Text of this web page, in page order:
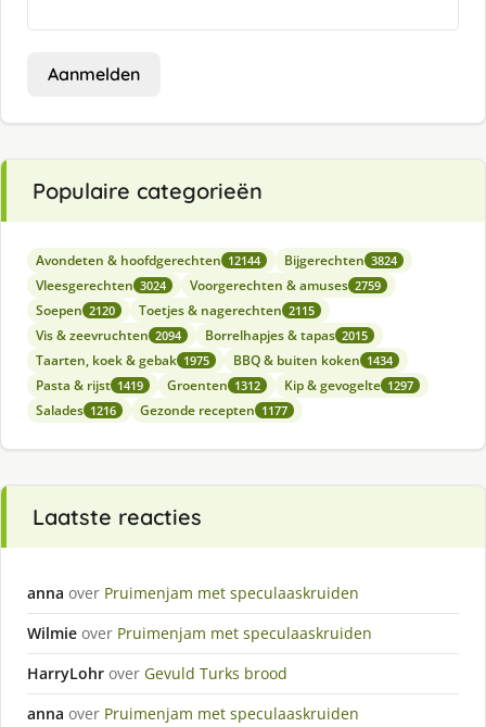
Aanmelden
Populaire categorieën
Avondeten & hoofdgerechten 12144 Bijgerechten 3824
Vleesgerechten 3024 Voorgerechten & amuses 2759
Soepen 2120 Toetjes & nagerechten 2115
Vis & zeevruchten 2094 Borrelhapjes & tapas 2015
Taarten, koek & gebak 1975 BBQ & buiten koken 1434
Pasta & rijst 1419 Groenten 1312 Kip & gevogelte 1297
Salades 1216 Gezonde recepten 1177
Laatste reacties
anna over Pruimenjam met speculaaskruiden
Wilmie over Pruimenjam met speculaaskruiden
HarryLohr over Gevuld Turks brood
anna over Pruimenjam met speculaaskruiden